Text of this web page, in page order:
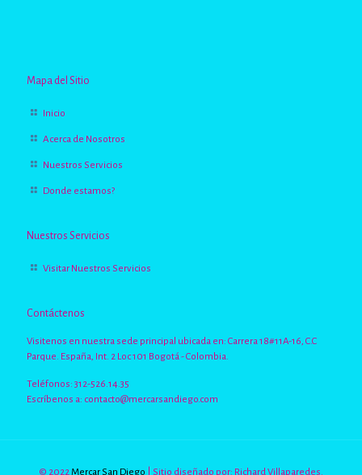
Mapa del Sitio
Inicio
Acerca de Nosotros
Nuestros Servicios
Donde estamos?
Nuestros Servicios
Visitar Nuestros Servicios
Contáctenos
Visitenos en nuestra sede principal ubicada en: Carrera 18#11A-16, C.C
Parque. España, Int. 2 Loc 101 Bogotá - Colombia.
Teléfonos: 312-526.14.35
Escríbenos a: contacto@mercarsandiego.com
© 2022Mercar San Diego | Sitio diseñado por: Richard Villaparedes.